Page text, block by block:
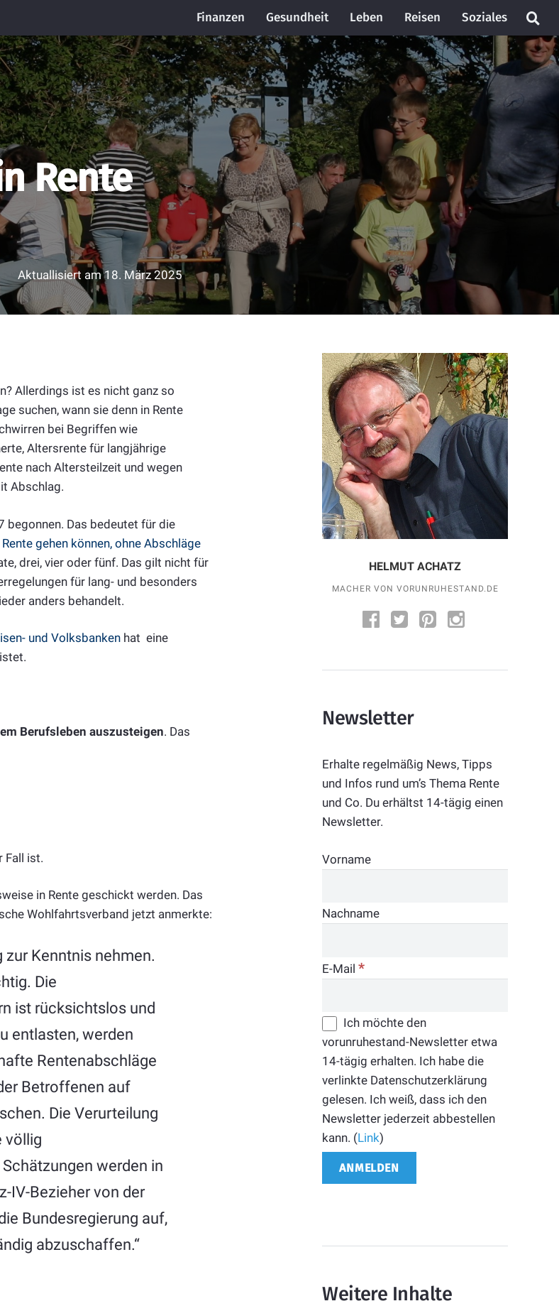
Finanzen Gesundheit Leben Reisen Soziales
Rente
Aktuallisiert am18. März 2025
Allerdings ist es nicht ganz so
suchen, wann sie denn in Rente
bei Begriffen wie
Altersrente für langjährige
nach Altersteilzeit und wegen
Abschlag.
begonnen. Das bedeutet für die
gehen können, ohne Abschläge
drei, vier oder fünf. Das gilt nicht für
für lang- und besonders
anders behandelt.
und Volksbanken hat eine
Berufsleben auszusteigen. Das
Fall ist.
in Rente geschickt werden. Das
Wohlfahrtsverband jetzt anmerkte:
Kenntnis nehmen.
Die
ist rücksichtslos und
entlasten, werden
Rentenabschläge
Betroffenen auf
Die Verurteilung
völlig
werden in
IV-Bezieher von der
Bundesregierung auf,
abzuschaffen.“
HELMUT ACHATZ
MACHER VON VORUNRUHESTAND.DE
Newsletter
Erhalte regelmäßig News, Tipps
und Infos rund um’s Thema Rente
und Co. Du erhältst 14-tägig einen
Newsletter.
Vorname
Nachname
E-Mail*
Ich möchte den
vorunruhestand-Newsletter etwa
14-tägig erhalten. Ich habe die
verlinkte Datenschutzerklärung
gelesen. Ich weiß, dass ich den
Newsletter jederzeit abbestellen
kann. (Link)
Weitere Inhalte